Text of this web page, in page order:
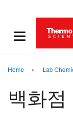
Home Lab
백화